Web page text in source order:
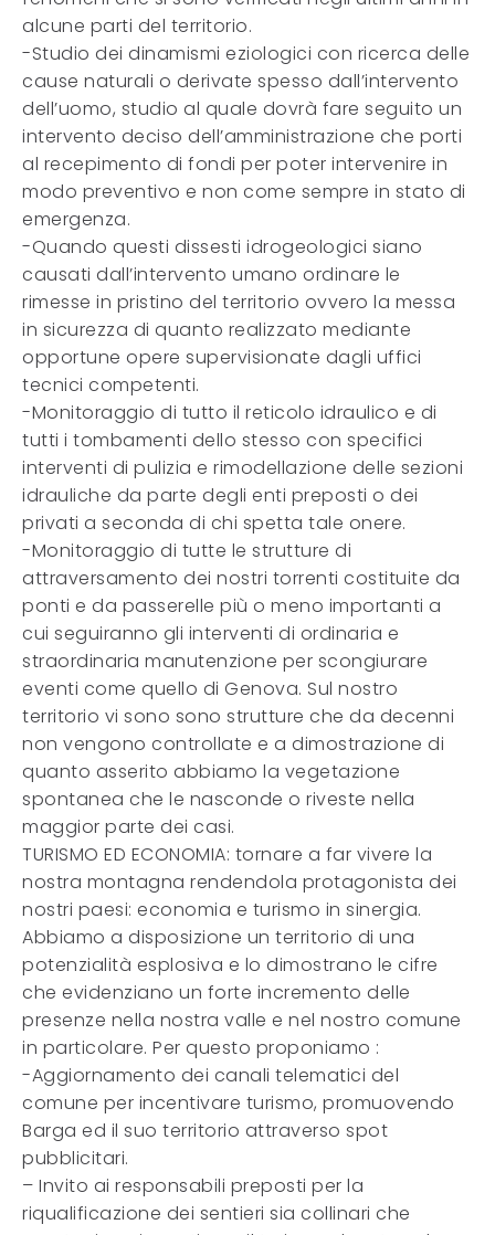
alcune parti del territorio.
-Studio dei dinamismi eziologici con ricerca delle
cause naturali o derivate spesso dall’intervento
dell’uomo, studio al quale dovrà fare seguito un
intervento deciso dell’amministrazione che porti
al recepimento di fondi per poter intervenire in
modo preventivo e non come sempre in stato di
emergenza.
-Quando questi dissesti idrogeologici siano
causati dall’intervento umano ordinare le
rimesse in pristino del territorio ovvero la messa
in sicurezza di quanto realizzato mediante
opportune opere supervisionate dagli uffici
tecnici competenti.
-Monitoraggio di tutto il reticolo idraulico e di
tutti i tombamenti dello stesso con specifici
interventi di pulizia e rimodellazione delle sezioni
idrauliche da parte degli enti preposti o dei
privati a seconda di chi spetta tale onere.
-Monitoraggio di tutte le strutture di
attraversamento dei nostri torrenti costituite da
ponti e da passerelle più o meno importanti a
cui seguiranno gli interventi di ordinaria e
straordinaria manutenzione per scongiurare
eventi come quello di Genova. Sul nostro
territorio vi sono sono strutture che da decenni
non vengono controllate e a dimostrazione di
quanto asserito abbiamo la vegetazione
spontanea che le nasconde o riveste nella
maggior parte dei casi.
TURISMO ED ECONOMIA: tornare a far vivere la
nostra montagna rendendola protagonista dei
nostri paesi: economia e turismo in sinergia.
Abbiamo a disposizione un territorio di una
potenzialità esplosiva e lo dimostrano le cifre
che evidenziano un forte incremento delle
presenze nella nostra valle e nel nostro comune
in particolare. Per questo proponiamo :
-Aggiornamento dei canali telematici del
comune per incentivare turismo, promuovendo
Barga ed il suo territorio attraverso spot
pubblicitari.
– Invito ai responsabili preposti per la
riqualificazione dei sentieri sia collinari che